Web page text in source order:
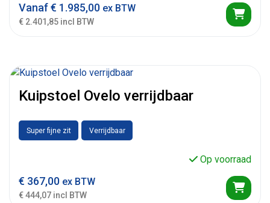
Vanaf€ 1.985,00 ex BTW
€ 2.401,85 incl BTW
Kuipstoel Ovelo verrijdbaar
Super fijne zit Verrijdbaar
Op voorraad
€ 367,00 ex BTW
€ 444,07 incl BTW